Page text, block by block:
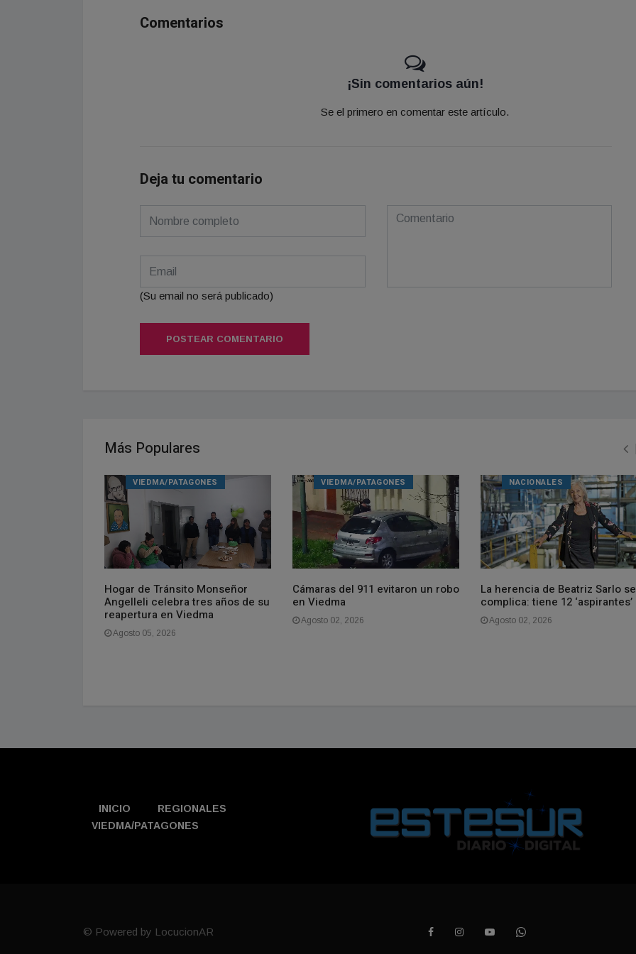
Comentarios
¡Sin comentarios aún!
Se el primero en comentar este artículo.
Deja tu comentario
(Su email no será publicado)
POSTEAR COMENTARIO
Más Populares
VIEDMA/PATAGONES
Hogar de Tránsito Monseñor
Angelleli celebra tres años de su
reapertura en Viedma
Agosto 05, 2026
VIEDMA/PATAGONES
Cámaras del 911 evitaron un robo
en Viedma
Agosto 02, 2026
NACIONALES
La herencia de Beatriz Sarlo se
complica: tiene 12 ‘aspirantes’
Agosto 02, 2026
INICIO
REGIONALES
VIEDMA/PATAGONES
© Powered by LocucionAR